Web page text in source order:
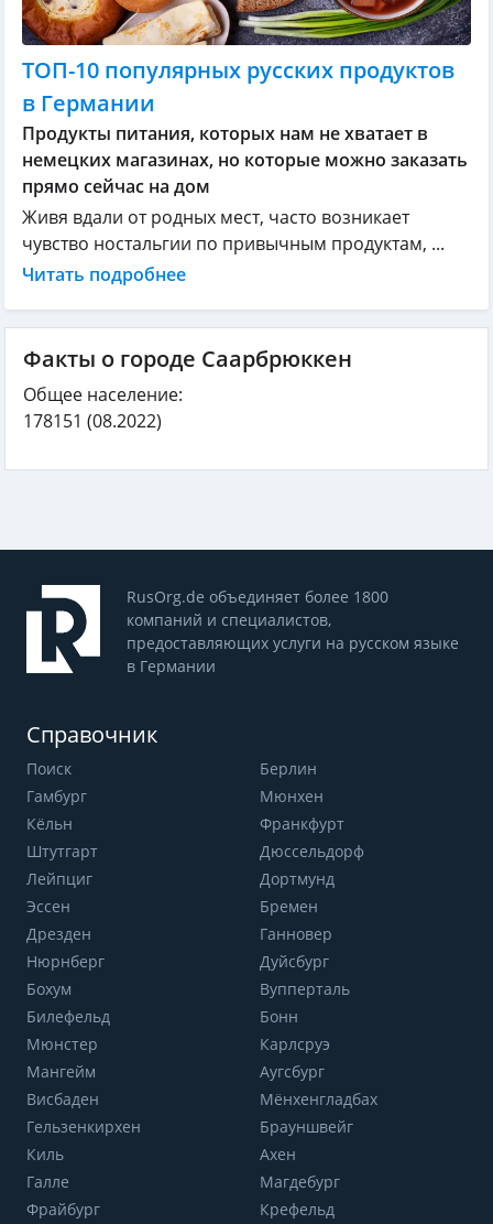
ТОП-10 популярных русских продуктов
в Германии
Продукты питания, которых нам не хватает в
немецких магазинах, но которые можно заказать
прямо сейчас на дом
Живя вдали от родных мест, часто возникает
чувство ностальгии по привычным продуктам, ...
Читать подробнее
Факты о городе Саарбрюккен
Общее население:
178151 (08.2022)
RusOrg.de объединяет более 1800
компаний и специалистов,
предоставляющих услуги на русском языке
в Германии
Справочник
Поиск
Берлин
Гамбург
Мюнхен
Кёльн
Франкфурт
Штутгарт
Дюссельдорф
Лейпциг
Дортмунд
Эссен
Бремен
Дрезден
Ганновер
Нюрнберг
Дуйсбург
Бохум
Вупперталь
Билефельд
Бонн
Мюнстер
Карлсруэ
Мангейм
Аугсбург
Висбаден
Мёнхенгладбах
Гельзенкирхен
Брауншвейг
Киль
Ахен
Галле
Магдебург
Фрайбург
Крефельд